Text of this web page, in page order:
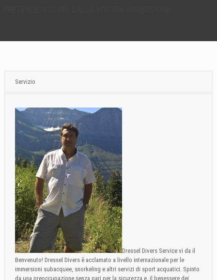
Servizio
Dressel Divers Service vi da il
Benvenuto! Dressel Divers è acclamato a livello internazionale per le
immersioni subacquee, snorkeling e altri servizi di sport acquatici. Spinto